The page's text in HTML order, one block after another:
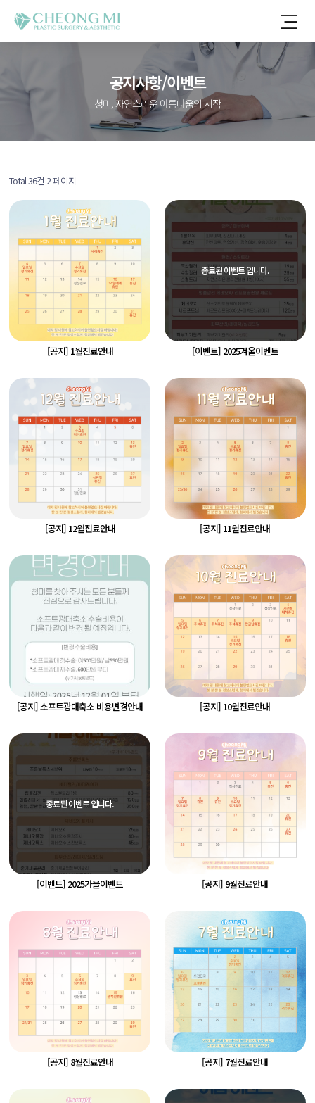
공지사항/이벤트
청미, 자연스러운 아름다움의 시작
Total 36건2 페이지
[공지] 1월진료안내
종료된 이벤트 입니다.
[이벤트] 2025겨울이벤트
[공지] 12월진료안내 [공지] 11월진료안내
[공지] 소프트광대축소 비용변경안내 [공지] 10월진료안내
종료된 이벤트 입니다.
[이벤트] 2025가을이벤트 [공지] 9월진료안내
[공지] 8월진료안내 [공지] 7월진료안내